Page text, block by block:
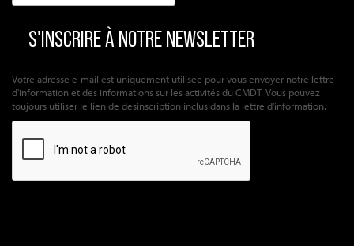
Votre adresse e-mail est uniquement utilisée pour vous envoyer notre lettre
d'information et des informations sur les activités du CMDT. Vous pouvez
toujours utiliser le lien de désinscription inclus dans la lettre d'information.